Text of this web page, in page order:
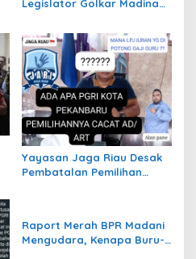
Legislator Golkar Madina
Yayasan Jaga Riau Desak
Pembatalan Pemilihan
Raport Merah BPR Madani
Mengudara, Kenapa Buru-